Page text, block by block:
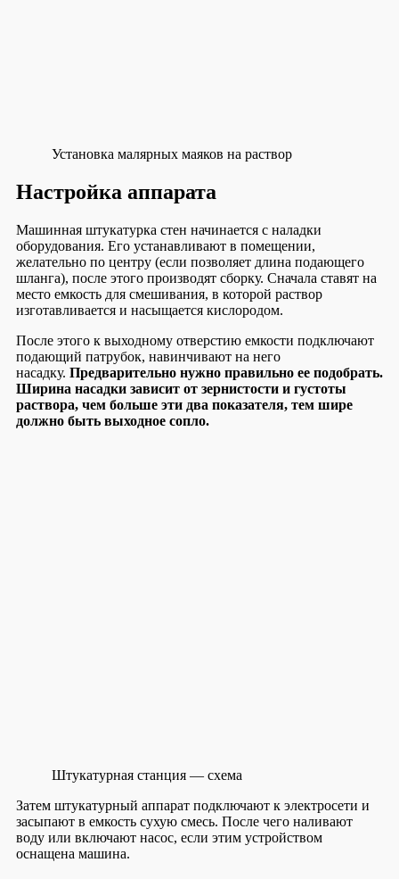
Установка малярных маяков на раствор
Настройка аппарата
Машинная штукатурка стен начинается с наладки
оборудования. Его устанавливают в помещении,
желательно по центру (если позволяет длина подающего
шланга), после этого производят сборку. Сначала ставят на
место емкость для смешивания, в которой раствор
изготавливается и насыщается кислородом.
После этого к выходному отверстию емкости подключают
подающий патрубок, навинчивают на него
насадку. Предварительно нужно правильно ее подобрать.
Ширина насадки зависит от зернистости и густоты
раствора, чем больше эти два показателя, тем шире
должно быть выходное сопло.
Штукатурная станция — схема
Затем штукатурный аппарат подключают к электросети и
засыпают в емкость сухую смесь. После чего наливают
воду или включают насос, если этим устройством
оснащена машина.